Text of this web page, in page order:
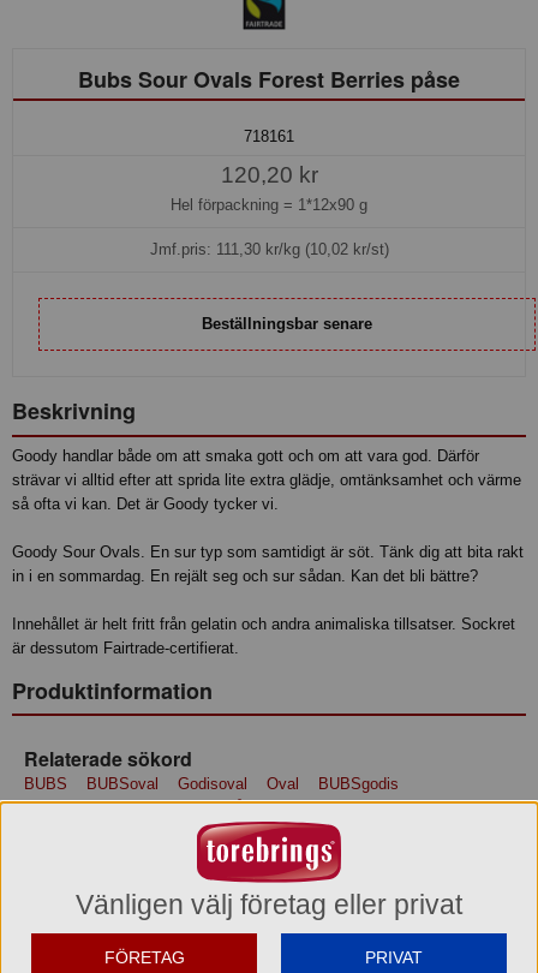
Bubs Sour Ovals Forest Berries påse
718161
120,20 kr
Hel förpackning = 1*12x90 g
Jmf.pris: 111,30kr/kg (10,02 kr/st)
Beställningsbar senare
Beskrivning
Goody handlar både om att smaka gott och om att vara god. Därför
strävar vi alltid efter att sprida lite extra glädje, omtänksamhet och värme
så ofta vi kan. Det är Goody tycker vi.
Goody Sour Ovals. En sur typ som samtidigt är söt. Tänk dig att bita rakt
in i en sommardag. En rejält seg och sur sådan. Kan det bli bättre?
Innehållet är helt fritt från gelatin och andra animaliska tillsatser. Sockret
är dessutom Fairtrade-certifierat.
Produktinformation
Relaterade sökord
BUBS BUBSoval Godisoval Oval
BUBSgodis
Bubssourovals
Bubshallonblåbärsurt
Surtskumgodisbubs
Bubsvegansktgodis
Surtgodisutangelatin
Surtskumgodishallonblåbär
Surtvegansktgodis
Surtochsöttgodi
Ingredienser
Vänligen välj företag eller privat
FÖRETAG PRIVAT